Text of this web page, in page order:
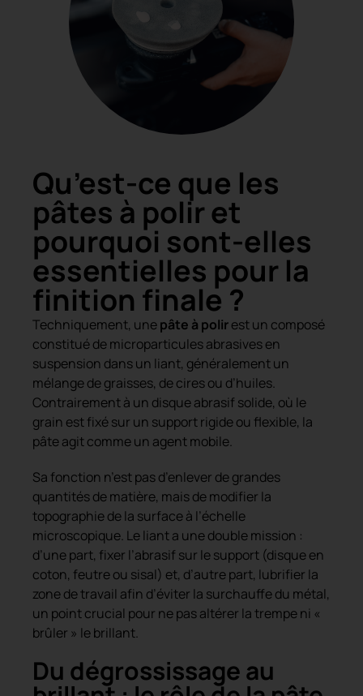
Qu’est-ce que les
pâtes à polir et
pourquoi sont-elles
essentielles pour la
finition finale ?
Techniquement, unepâte à polirest un composé
constitué de microparticules abrasives en
suspension dans un liant, généralement un
mélange de graisses, de cires ou d’huiles.
Contrairement à un disque abrasif solide, où le
grain est fixé sur un support rigide ou flexible, la
pâte agit comme un agent mobile.
Sa fonction n’est pas d’enlever de grandes
quantités de matière, mais de modifier la
topographie de la surface à l’échelle
microscopique. Le liant a une double mission :
d’une part, fixer l’abrasif sur le support (disque en
coton, feutre ou sisal) et, d’autre part, lubrifier la
zone de travail afin d’éviter la surchauffe du métal,
un point crucial pour ne pas altérer la trempe ni «
brûler » le brillant.
Du dégrossissage au